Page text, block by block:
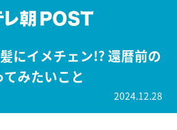
にイメチェン!? 還暦前の
みたいこと
2024.12.28